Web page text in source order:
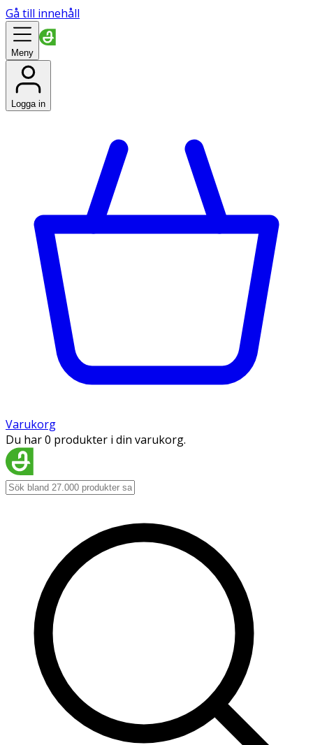
Gå till innehåll
Meny
Logga in
Varukorg
Du har 0 produkter i din varukorg.